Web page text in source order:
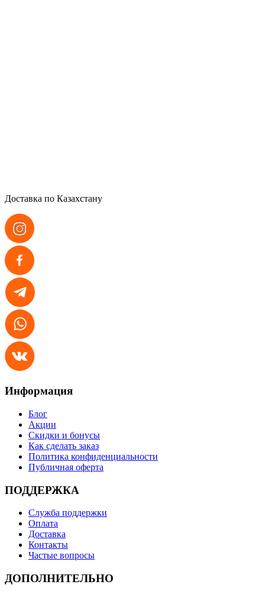
Доставка по Казахстану
Информация
Блог
Акции
Скидки и бонусы
Как сделать заказ
Политика конфиденциальности
Публичная оферта
ПОДДЕРЖКА
Служба поддержки
Оплата
Доставка
Контакты
Частые вопросы
ДОПОЛНИТЕЛЬНО